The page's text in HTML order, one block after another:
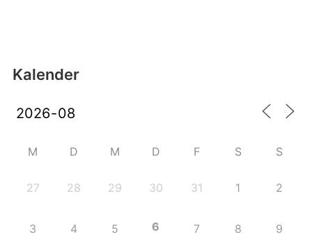
Kalender
M D M D F S S
27 28 29 30 31 1 2
3 4 5 6 7 8 9